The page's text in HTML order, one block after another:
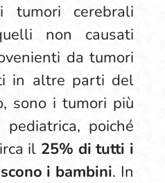
cerebrali
non causati
da tumori
in altre parti del
sono i tumori più
poiché
il 25% di tutti i
i bambini. In